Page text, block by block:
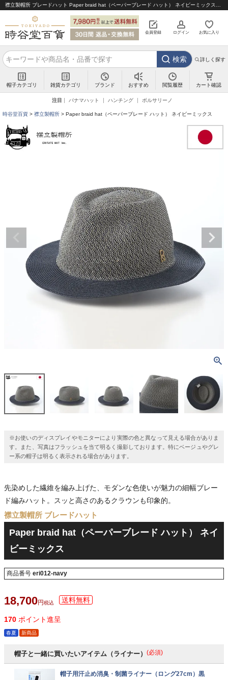
会員登録 ログイン お気に入り
検索 詳しく探す
帽子カテゴリ 雑貨カテゴリ ブランド おすすめ 閲覧履歴 カート確認
注目 パナマハット ハンチング ボルサリーノ
時谷堂百貨 襟立製帽所 Paper braid hat（ペーパーブレード ハット） ネイビーミックス
※お使いのディスプレイやモニターにより実際の色と異なって見える場合がありま
す。また、写真はフラッシュを当て明るく撮影しております。特にベージュやグレ
ー系の帽子は明るく表示される場合があります。
先染めした繊維を編み上げた、モダンな色使いが魅力の細幅ブレー
ド編みハット。スッと高さのあるクラウンも印象的。
襟立製帽所 ブレードハット
Paper braid hat（ペーパーブレード ハット） ネイ
ビーミックス
商品番号 eri012-navy
18,700 税込
170 ポイント進呈
春夏 新商品
帽子と一緒に買いたいアイテム（ライナー） (必須)
帽子用汗止め消臭・制菌ライナー（ロング27cm）黒